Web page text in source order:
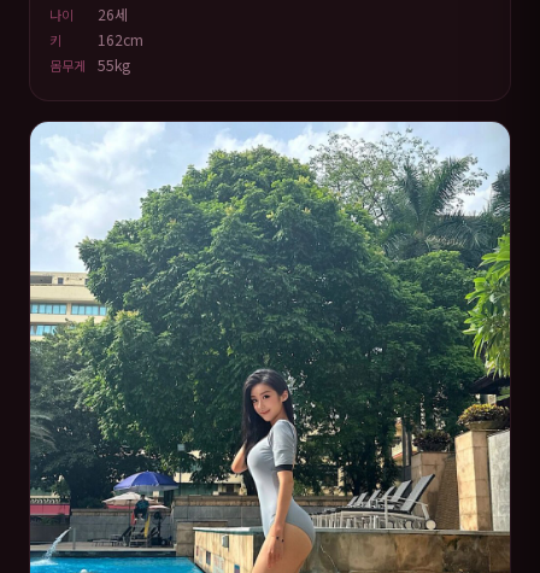
나이 26세
키 162cm
몸무게 55kg